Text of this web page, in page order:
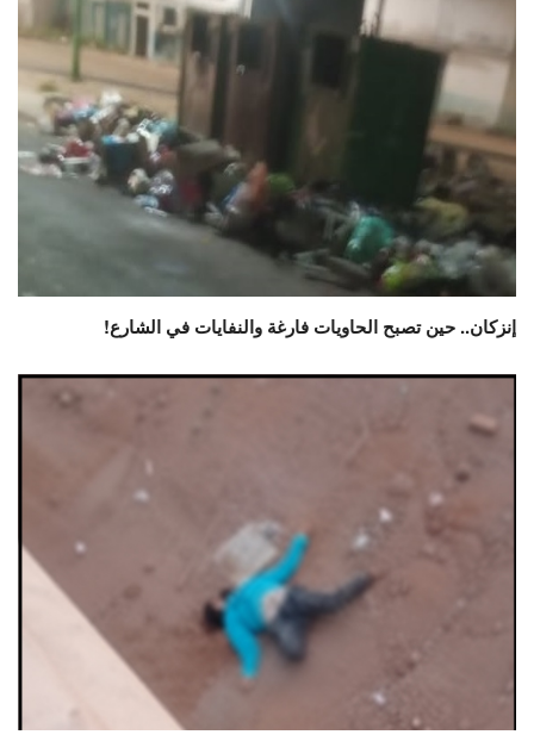
إنزكان.. حين تصبح الحاويات فارغة والنفايات في الشارع!